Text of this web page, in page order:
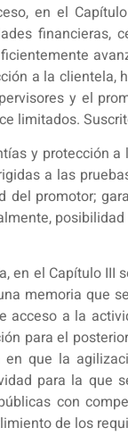
en el
financieras,
a la clientela,
y el
limitados.
y protección
a las
del promotor;
en el Capítulo
memoria que
acceso a la
para el
que la
para la que
con
de los